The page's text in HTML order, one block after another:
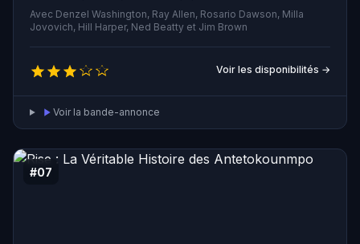
l'université d'Etat et éviter ainsi de retourner en prison.
Jesus a été contraint de prendre soin de sa petite sœur
après que Jake ait assassiné leur mère. Cependant,
Jesus est le joueur le plus convoité du pays et toutes
les équipes et agents cherchent à le recruter à tout prix
avec des offres de millions de dollars. La mission de
Jake est très délicate car il doit convaincre son fils, qui
ne veut rien avoir à faire avec lui, de rejoindre l'équipe.
Avec Denzel Washington, Ray Allen, Rosario Dawson, Milla
Jovovich, Hill Harper, Ned Beatty et Jim Brown
Voir les disponibilités →
Voir la bande-annonce
#07